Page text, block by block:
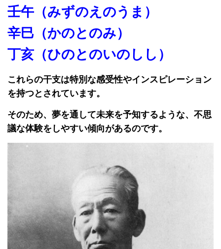
壬午（みずのえのうま）
辛巳（かのとのみ）
丁亥（ひのとのいのしし）
これらの干支は特別な感受性やインスピレーション
を持つとされています。
そのため、夢を通して未来を予知するような、不思
議な体験をしやすい傾向があるのです。